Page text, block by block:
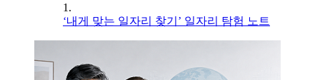
1.
‘내게 맞는 일자리 찾기’ 일자리 탐험 노트